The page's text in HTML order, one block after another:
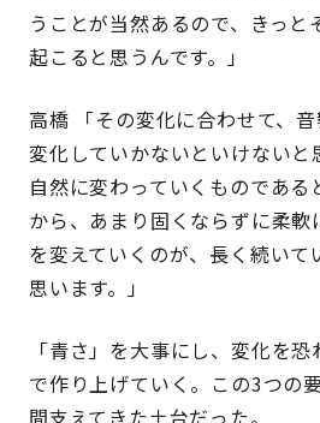
うことが当然あるので、きっと
起こると思うんです。」
高橋 「その変化に合わせて、
変化していかないといけないと
自然に変わっていくものである
から、あまり固くならずに柔
を変えていくのが、長く続いて
思います。」
「青さ」を大事にし、変化を
で作り上げていく。この3つの
間支えてきた土台だった。